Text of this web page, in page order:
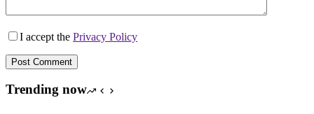
I accept the Privacy Policy
Post Comment
Trending now